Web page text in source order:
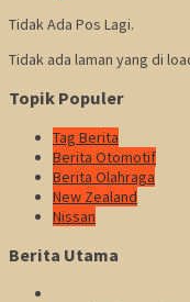
Tidak Ada Pos Lagi.
Tidak ada laman yang di
Topik Populer
Tag Berita
Berita Otomotif
Berita Olahraga
New Zealand
Nissan
Berita Utama